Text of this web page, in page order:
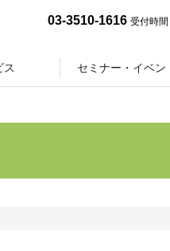
03-3510-1616 受付時間
ス セミナー・イベン